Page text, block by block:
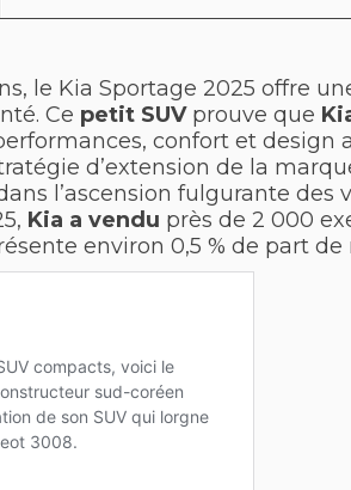
le Kia Sportage 2025 offre
Ce petit SUV prouve que
confort et design
d’extension de la
l’ascension fulgurante des
Kia a vendu près de 2 000
environ 0,5 % de part de